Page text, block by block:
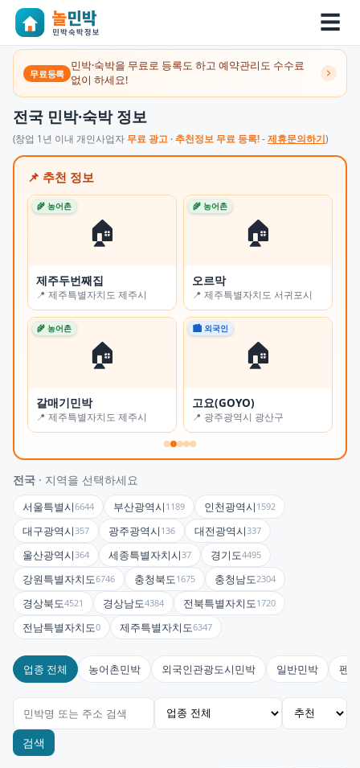
☰
무료등록
민박·숙박을 무료로 등록도 하고 예약관리도 수수료
없이 하세요!
전국 민박·숙박 정보
(창업 1년 이내 개인사업자 무료 광고 · 추천정보 무료 등록! - 제휴문의하기)
📌 추천 정보
🏠
🌾 농어촌
제주두번째집
📍 제주특별자치도 제주시
🏠
🌾 농어촌
오르막
📍 제주특별자치도 서귀포시
🏠
🌾 농어촌
갈매기민박
📍 제주특별자치도 제주시
🏠
🏙 외국인
고요(GOYO)
📍 광주광역시 광산구
전국 · 지역을 선택하세요
서울특별시6644 부산광역시 1189 인천광역시 1592
대구광역시357 광주광역시 136 대전광역시337
울산광역시364 세종특별자치시37 경기도4495
강원특별자치도6746 충청북도1675 충청남도2304
경상북도4521 경상남도4384 전북특별자치도1720
전남특별자치도0 제주특별자치도6347
업종 전체 농어촌민박 외국인관광도시민박 일반민박 펜션
검색